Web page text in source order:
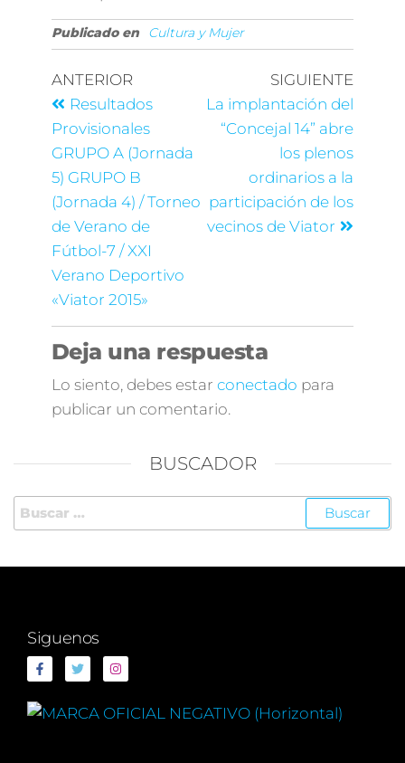
Publicado en Cultura y Mujer
ANTERIOR
Resultados
Provisionales
GRUPO A (Jornada
5) GRUPO B
(Jornada 4) / Torneo
de Verano de
Fútbol-7 / XXI
Verano Deportivo
«Viator 2015»
SIGUIENTE
La implantación del
“Concejal 14” abre
los plenos
ordinarios a la
participación de los
vecinos de Viator
Deja una respuesta
Lo siento, debes estar conectado para
publicar un comentario.
BUSCADOR
Siguenos